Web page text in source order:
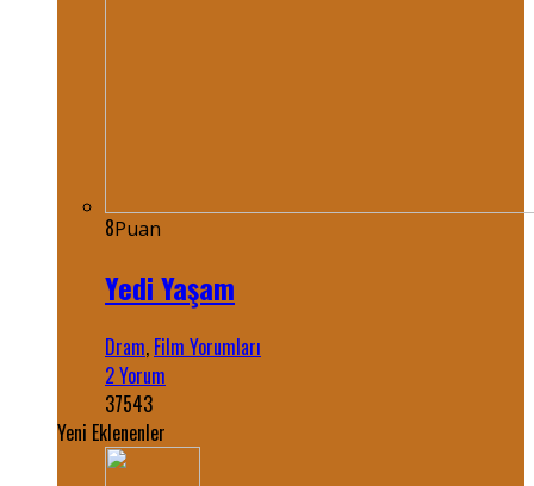
8Puan
Yedi Yaşam
Dram, Film Yorumları
2 Yorum
37543
Yeni Eklenenler